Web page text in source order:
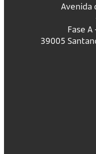
Avenida
Fase
39005